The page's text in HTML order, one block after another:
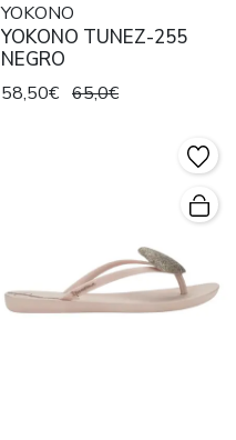
YOKONO
YOKONO TUNEZ-255
NEGRO
58,50€ 65,0€